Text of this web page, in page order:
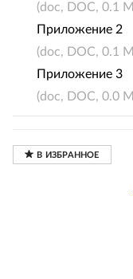
(doc, DOC, 0.1
Приложение 2
(doc, DOC, 0.1
Приложение 3
(doc, DOC, 0.0